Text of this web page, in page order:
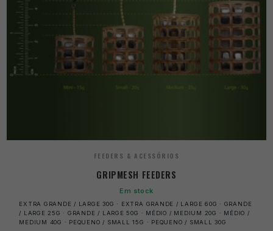
FEEDERS & ACESSÓRIOS
GRIPMESH FEEDERS
Em stock
EXTRA GRANDE / LARGE 30G · EXTRA GRANDE / LARGE 60G · GRANDE
/ LARGE 25G · GRANDE / LARGE 50G · MÉDIO / MEDIUM 20G · MÉDIO /
MEDIUM 40G · PEQUENO / SMALL 15G · PEQUENO / SMALL 30G